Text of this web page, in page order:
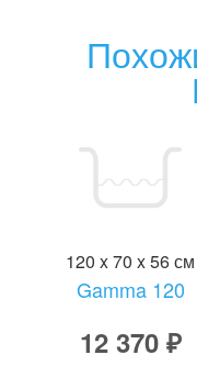
120 x 70 x 56 см
Gamma 120
12 370 ₽